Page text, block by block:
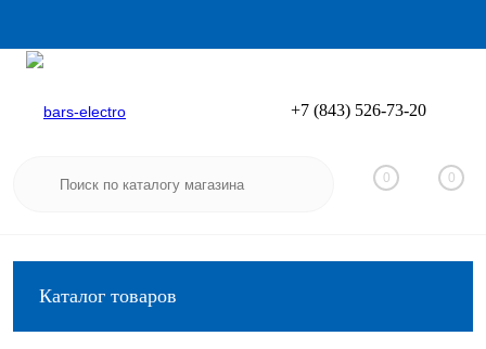
Вход
+7 (843) 526-73-20
0 0
Каталог товаров